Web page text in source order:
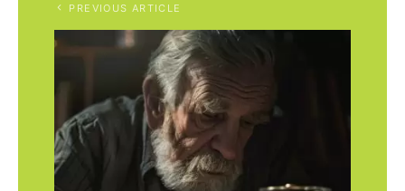
PREVIOUS ARTICLE